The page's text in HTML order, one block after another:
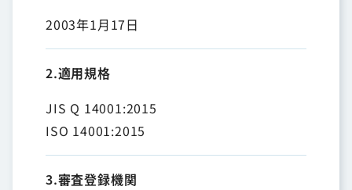
2003年1月17日
2.適用規格
JIS Q 14001:2015
ISO 14001:2015
3.審査登録機関